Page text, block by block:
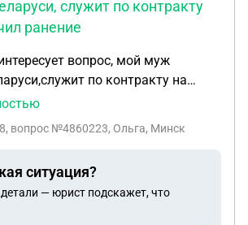
что заведено уголовное дело. Что
живу с тремя детьми,муж
служит по контракту
ранение
вопрос, мой муж
по контракту на
проходит лечение в
не оформит,ему не положена она и
каждый военнослужащий
и равные права с гражданами
поняла?
, вопрос №4860223, Ольга, Минск
ситуация?
— юрист подскажет, что